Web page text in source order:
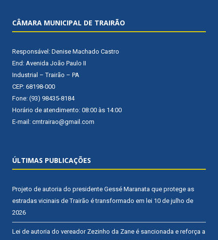
CÂMARA MUNICIPAL DE TRAIRÃO
Responsável: Denise Machado Castro
End: Avenida João Paulo II
Industrial – Trairão – PA
CEP: 68198-000
Fone: (93) 98435-8184
Horário de atendimento: 08:00 às 14:00
E-mail: cmtrairao@gmail.com
ÚLTIMAS PUBLICAÇÕES
Projeto de autoria do presidente Gessé Maranata que protege as
estradas vicinais de Trairão é transformado em lei 10 de julho de
2026
Lei de autoria do vereador Zezinho da Zane é sancionada e reforça a